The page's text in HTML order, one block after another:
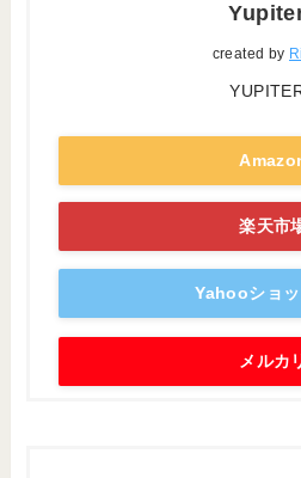
created by
楽天市
Yahooショ
メルカ